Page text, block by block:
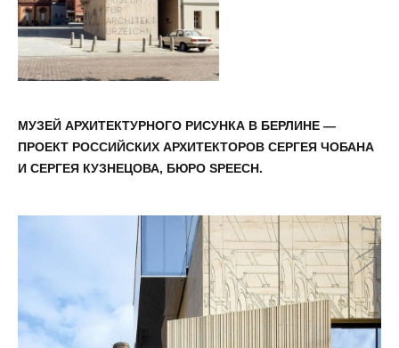
МУЗЕЙ АРХИТЕКТУРНОГО РИСУНКА В БЕРЛИНЕ —
ПРОЕКТ РОССИЙСКИХ АРХИТЕКТОРОВ СЕРГЕЯ ЧОБАНА
И СЕРГЕЯ КУЗНЕЦОВА, БЮРО SPEECH.